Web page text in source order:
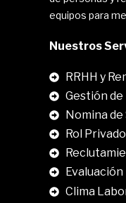
equipos para
Nuestros
RRHH y
Gestión de
Nomina de
Rol Privado
Clima